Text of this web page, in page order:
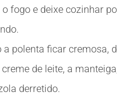
o fogo e deixe cozinhar
a polenta ficar cremosa,
de leite, a
derretido.